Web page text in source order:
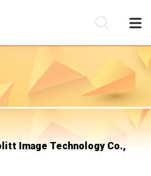
Image Technology Co.,